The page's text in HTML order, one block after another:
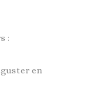
:
en